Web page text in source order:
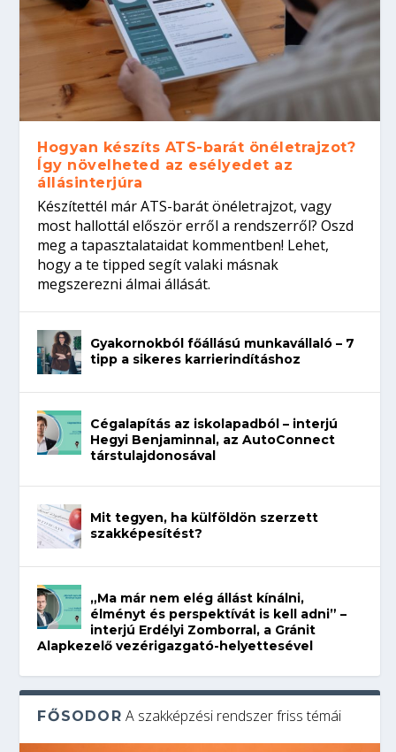
Hogyan készíts ATS-barát önéletrajzot?
Így növelheted az esélyedet az
állásinterjúra
Készítettél már ATS-barát önéletrajzot, vagy
most hallottál először erről a rendszerről? Oszd
meg a tapasztalataidat kommentben! Lehet,
hogy a te tipped segít valaki másnak
megszerezni álmai állását.
Gyakornokból főállású munkavállaló – 7
tipp a sikeres karrierindításhoz
Cégalapítás az iskolapadból – interjú
Hegyi Benjaminnal, az AutoConnect
társtulajdonosával
Mit tegyen, ha külföldön szerzett
szakképesítést?
„Ma már nem elég állást kínálni,
élményt és perspektívát is kell adni” –
interjú Erdélyi Zomborral, a Gránit
Alapkezelő vezérigazgató-helyettesével
FŐSODOR A szakképzési rendszer friss témái